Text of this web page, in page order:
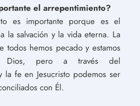
el arrepentimiento?
es importante porque es el
la salvación y la vida eterna. La
todos hemos pecado y estamos
Dios, pero a través del
la fe en Jesucristo podemos ser
con Él.